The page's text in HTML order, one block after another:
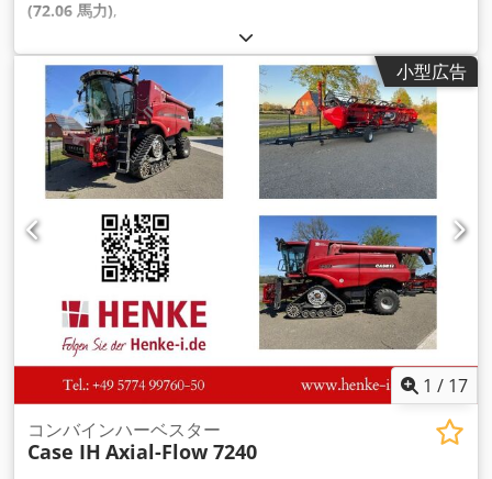
(72.06 馬力),
小型広告
1 / 17
コンバインハーベスター
Case IH Axial-Flow 7240